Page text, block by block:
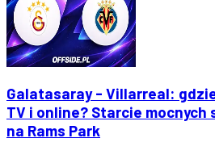
Galatasaray - Villarreal:
TV i online? Starcie
na Rams Park